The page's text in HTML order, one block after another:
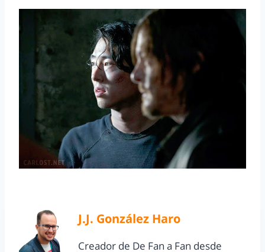
J.J. González Haro
Creador de De Fan a Fan desde